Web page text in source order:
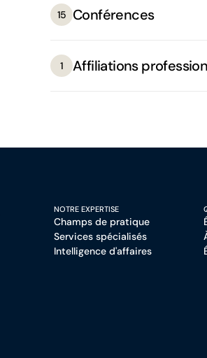
15 Conférences
1 Affiliations
NOTRE EXPERTISE
Champs de pratique
Services spécialisés
Intelligence d'affaires